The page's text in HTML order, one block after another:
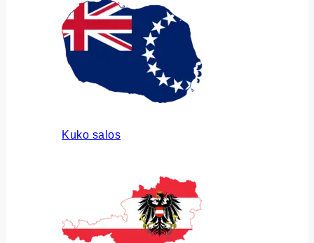
Kuko salos